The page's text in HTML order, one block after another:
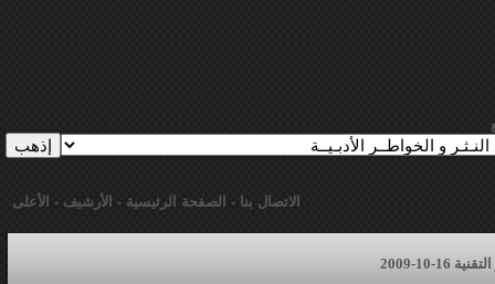
الاتصال بنا - الصفحة الرئيسية - الأرشيف - الأعلى
10-2009